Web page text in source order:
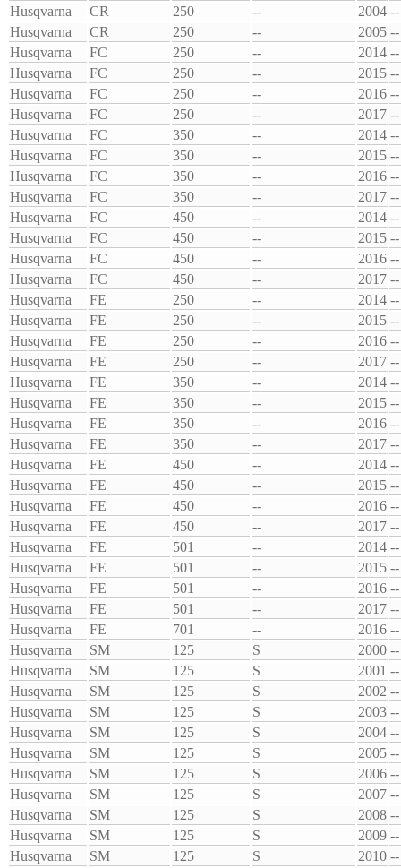
Husqvarna
CR 250 -- 2004 --
Husqvarna
CR 250 -- 2005 --
Husqvarna
FC 250 -- 2014 --
Husqvarna
FC 250 -- 2015 --
Husqvarna
FC 250 -- 2016 --
Husqvarna
FC 250 -- 2017 --
Husqvarna
FC 350 -- 2014 --
Husqvarna
FC 350 -- 2015 --
Husqvarna
FC 350 -- 2016 --
Husqvarna
FC 350 -- 2017 --
Husqvarna
FC 450 -- 2014 --
Husqvarna
FC 450 -- 2015 --
Husqvarna
FC 450 -- 2016 --
Husqvarna
FC 450 -- 2017 --
Husqvarna
FE 250 -- 2014 --
Husqvarna
FE 250 -- 2015 --
Husqvarna
FE 250 -- 2016 --
Husqvarna
FE 250 -- 2017 --
Husqvarna
FE 350 -- 2014 --
Husqvarna
FE 350 -- 2015 --
Husqvarna
FE 350 -- 2016 --
Husqvarna
FE 350 -- 2017 --
Husqvarna
FE 450 -- 2014 --
Husqvarna
FE 450 -- 2015 --
Husqvarna
FE 450 -- 2016 --
Husqvarna
FE 450 -- 2017 --
Husqvarna
FE 501 -- 2014 --
Husqvarna
FE 501 -- 2015 --
Husqvarna
FE 501 -- 2016 --
Husqvarna
FE 501 -- 2017 --
Husqvarna
FE 701 -- 2016 --
Husqvarna
SM 125 S 2000 --
Husqvarna
SM 125 S 2001 --
Husqvarna
SM 125 S 2002 --
Husqvarna
SM 125 S 2003 --
Husqvarna
SM 125 S 2004 --
Husqvarna
SM 125 S 2005 --
Husqvarna
SM 125 S 2006 --
Husqvarna
SM 125 S 2007 --
Husqvarna
SM 125 S 2008 --
Husqvarna
SM 125 S 2009 --
Husqvarna
SM 125 S 2010 --